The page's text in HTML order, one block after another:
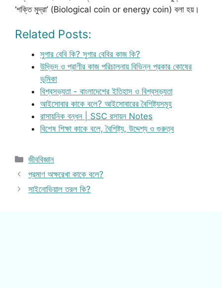
‘শক্তি মুদ্রা’ (Biological coin or energy coin) বলা হয়।
Related Posts:
সুগার বেবি কি? সুগার বেবির কাজ কি?
উদ্ভিদ ও প্রাণীর কাজ পরিচালনায় বিভিন্ন প্রকার কোষের
ভূমিকা
বিশ্বসভ্যতা - বাংলাদেশের ইতিহাস ও বিশ্বসভ্যতা
আইসোবার কাকে বলে? আইসোবারের বৈশিষ্ট্যসমূহ
রাসায়নিক বন্ধন | SSC রসায়ন Notes
বিশেষ শিক্ষা কাকে বলে, বৈশিষ্ট্য, উদ্দেশ্য ও গুরুত্ব
Categories
জীববিজ্ঞান
প্রমাণ অক্ষরেখা কাকে বলে?
সাইনোভিয়াল তরল কি?